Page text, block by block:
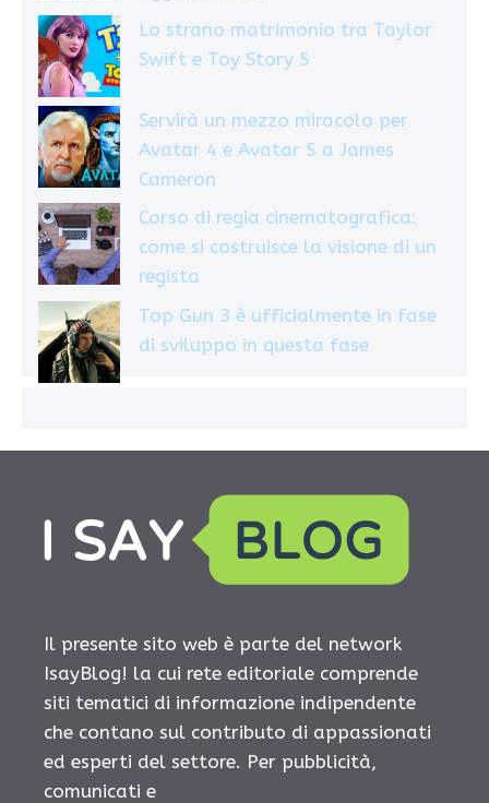
Lo strano matrimonio tra Taylor
Swift e Toy Story 5
Servirà un mezzo miracolo per
Avatar 4 e Avatar 5 a James
Cameron
Corso di regia cinematografica:
come si costruisce la visione di un
regista
Top Gun 3 è ufficialmente in fase
di sviluppo in questa fase
Il presente sito web è parte del network
IsayBlog! la cui rete editoriale comprende
siti tematici di informazione indipendente
che contano sul contributo di appassionati
ed esperti del settore. Per pubblicità,
comunicati e